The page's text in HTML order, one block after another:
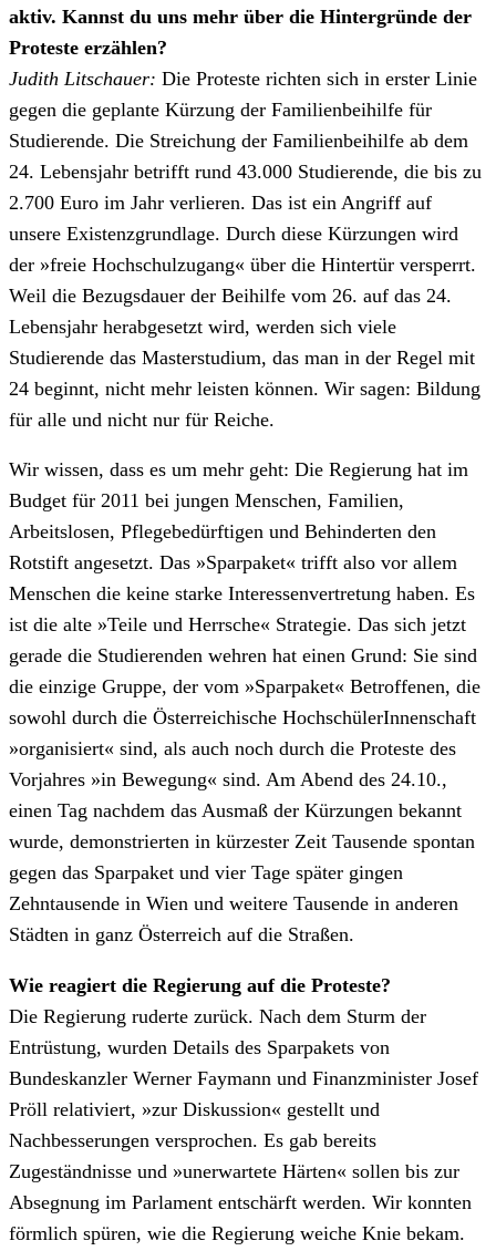
aktiv. Kannst du uns mehr über die Hintergründe der
Proteste erzählen?
Judith Litschauer: Die Proteste richten sich in erster Linie
gegen die geplante Kürzung der Familienbeihilfe für
Studierende. Die Streichung der Familienbeihilfe ab dem
24. Lebensjahr betrifft rund 43.000 Studierende, die bis zu
2.700 Euro im Jahr verlieren. Das ist ein Angriff auf
unsere Existenzgrundlage. Durch diese Kürzungen wird
der »freie Hochschulzugang« über die Hintertür versperrt.
Weil die Bezugsdauer der Beihilfe vom 26. auf das 24.
Lebensjahr herabgesetzt wird, werden sich viele
Studierende das Masterstudium, das man in der Regel mit
24 beginnt, nicht mehr leisten können. Wir sagen: Bildung
für alle und nicht nur für Reiche.
Wir wissen, dass es um mehr geht: Die Regierung hat im
Budget für 2011 bei jungen Menschen, Familien,
Arbeitslosen, Pflegebedürftigen und Behinderten den
Rotstift angesetzt. Das »Sparpaket« trifft also vor allem
Menschen die keine starke Interessenvertretung haben. Es
ist die alte »Teile und Herrsche« Strategie. Das sich jetzt
gerade die Studierenden wehren hat einen Grund: Sie sind
die einzige Gruppe, der vom »Sparpaket« Betroffenen, die
sowohl durch die Österreichische HochschülerInnenschaft
»organisiert« sind, als auch noch durch die Proteste des
Vorjahres »in Bewegung« sind. Am Abend des 24.10.,
einen Tag nachdem das Ausmaß der Kürzungen bekannt
wurde, demonstrierten in kürzester Zeit Tausende spontan
gegen das Sparpaket und vier Tage später gingen
Zehntausende in Wien und weitere Tausende in anderen
Städten in ganz Österreich auf die Straßen.
Wie reagiert die Regierung auf die Proteste?
Die Regierung ruderte zurück. Nach dem Sturm der
Entrüstung, wurden Details des Sparpakets von
Bundeskanzler Werner Faymann und Finanzminister Josef
Pröll relativiert, »zur Diskussion« gestellt und
Nachbesserungen versprochen. Es gab bereits
Zugeständnisse und »unerwartete Härten« sollen bis zur
Absegnung im Parlament entschärft werden. Wir konnten
förmlich spüren, wie die Regierung weiche Knie bekam.